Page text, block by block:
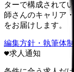
ターで構成されて
師さんのキャリア
をお届けします。
編集方針・執筆体
求人通知